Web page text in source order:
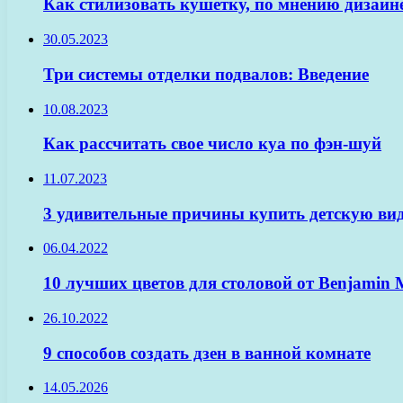
Как стилизовать кушетку, по мнению
30.05.2023
Три системы отделки подвалов: Введение
10.08.2023
Как рассчитать свое число куа по фэн-шуй
11.07.2023
3 удивительные причины купить детскую
06.04.2022
10 лучших цветов для столовой от Benjamin
26.10.2022
9 способов создать дзен в ванной комнате
14.05.2026